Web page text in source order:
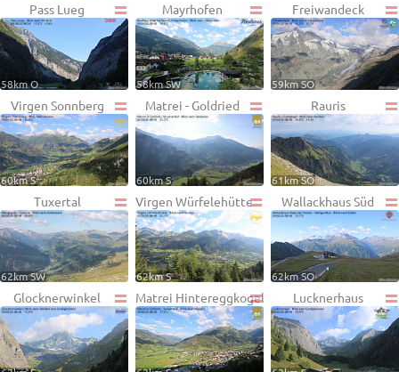
Pass Lueg
58km O
Mayrhofen
58km SW
Freiwandeck
59km SO
Virgen Sonnberg
60km S
Matrei - Goldried
60km S
Rauris
61km SO
Tuxertal
62km SW
Virgen Würfelehütte
62km S
Wallackhaus Süd
62km SO
Glocknerwinkel Matrei Hintereggkogel Lucknerhaus